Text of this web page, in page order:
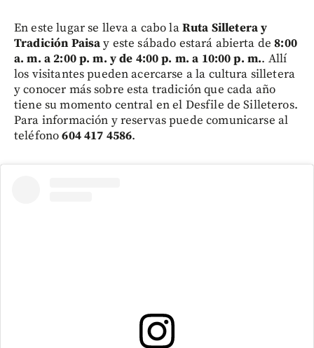
En este lugar se lleva a cabo laRuta Silletera y
Tradición Paisay este sábado estará abierta de8:00
a. m. a 2:00 p. m. y de 4:00 p. m. a 10:00 p. m.. Allí
los visitantes pueden acercarse a la cultura silletera
y conocer más sobre esta tradición que cada año
tiene su momento central en el Desfile de Silleteros.
Para información y reservas puede comunicarse al
teléfono604 417 4586.